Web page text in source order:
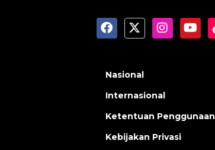
Nasional
Internasional
Ketentuan Penggunaan
Kebijakan Privasi